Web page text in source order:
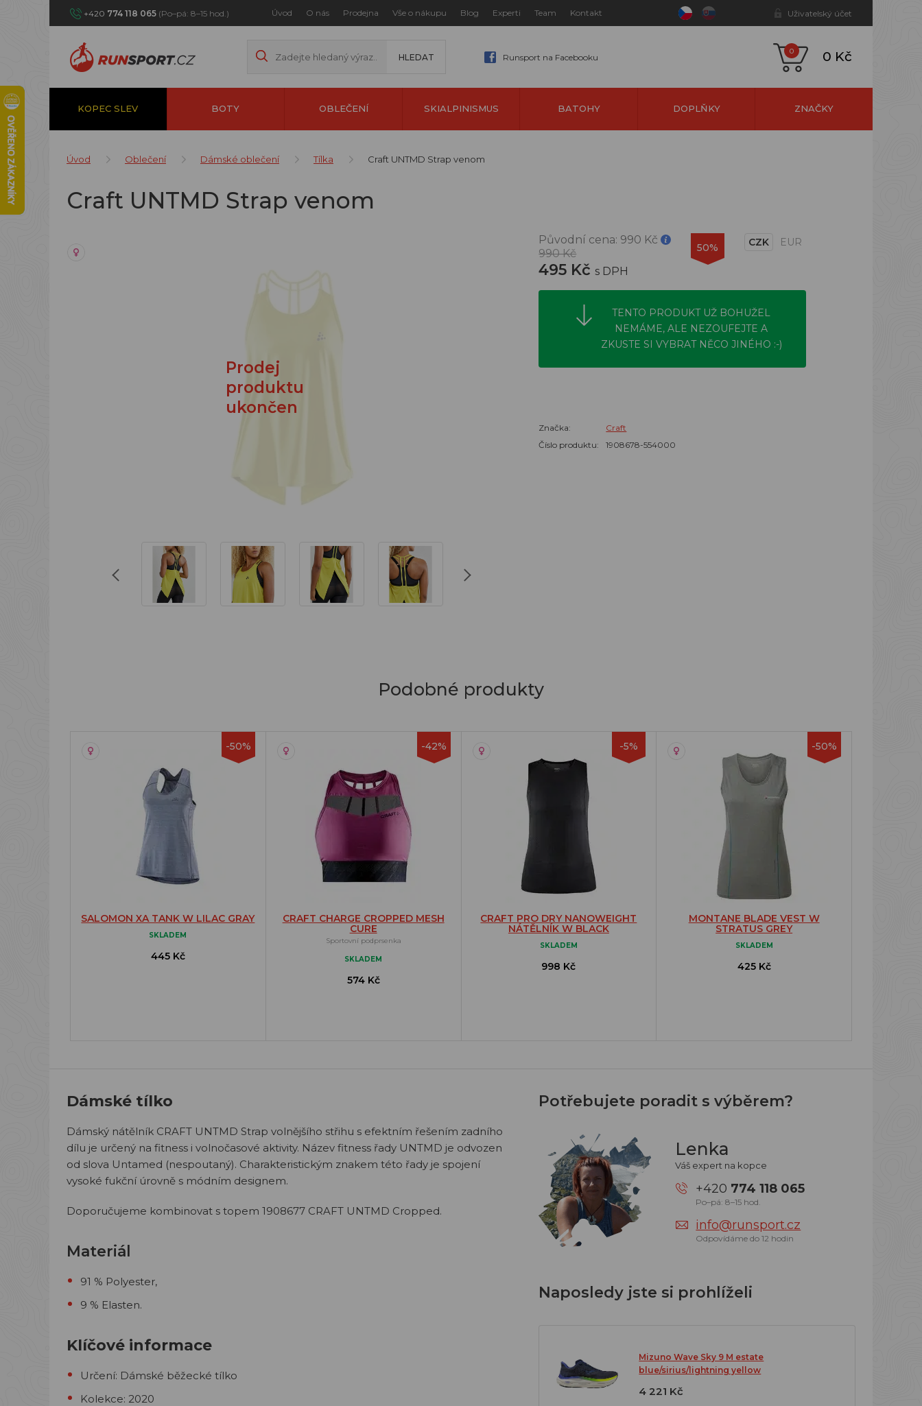
+420 774 118 065 (Po–pá: 8–15 hod.) Úvod O nás Prodejna Vše o nákupu Blog Experti Team Kontakt Uživatelský účet
Runsport na Facebooku
0 0 Kč
KOPEC SLEV BOTY OBLEČENÍ SKIALPINISMUS BATOHY DOPLŇKY ZNAČKY
Úvod Oblečení Dámské oblečení Tílka Craft UNTMD Strap venom
Craft UNTMD Strap venom
Prodej
produktu
ukončen
Původní cena: 990 Kč
990 Kč
495 Kč s DPH
50% CZK EUR
TENTO PRODUKT UŽ BOHUŽEL
NEMÁME, ALE NEZOUFEJTE A
ZKUSTE SI VYBRAT NĚCO JINÉHO :-)
Značka:
Craft
Číslo produktu:
1908678-554000
Podobné produkty
-50%
SALOMON XA TANK W LILAC GRAY
SKLADEM
445 Kč
-42%
CRAFT CHARGE CROPPED MESH
CURE
Sportovní podprsenka
SKLADEM
574 Kč
-5%
CRAFT PRO DRY NANOWEIGHT
NÁTĚLNÍK W BLACK
SKLADEM
998 Kč
-50%
MONTANE BLADE VEST W
STRATUS GREY
SKLADEM
425 Kč
Dámské tílko
Dámský nátělník CRAFT UNTMD Strap volnějšího střihu s efektním řešením zadního
dílu je určený na fitness i volnočasové aktivity. Název fitness řady UNTMD je odvozen
od slova Untamed (nespoutaný). Charakteristickým znakem této řady je spojení
vysoké fukční úrovně s módním designem.
Doporučujeme kombinovat s topem 1908677 CRAFT UNTMD Cropped.
Materiál
91 % Polyester,
9 % Elasten.
Klíčové informace
Určení: Dámské běžecké tílko
Kolekce: 2020
Potřebujete poradit s výběrem?
Lenka
Váš expert na kopce
+420 774 118 065
Po–pá: 8–15 hod.
info@runsport.cz
Odpovídáme do 12 hodin
Naposledy jste si prohlíželi
Mizuno Wave Sky 9 M estate
blue/sirius/lightning yellow
4 221 Kč